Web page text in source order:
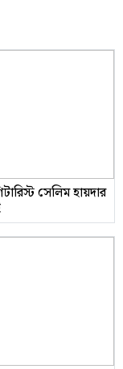
সেলিম হায়দার